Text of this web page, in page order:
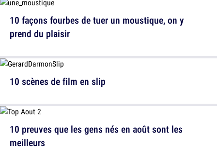
10 façons fourbes de tuer un moustique, on y
prend du plaisir
10 preuves que les gens nés en août sont les
meilleurs
10 scènes de film en slip